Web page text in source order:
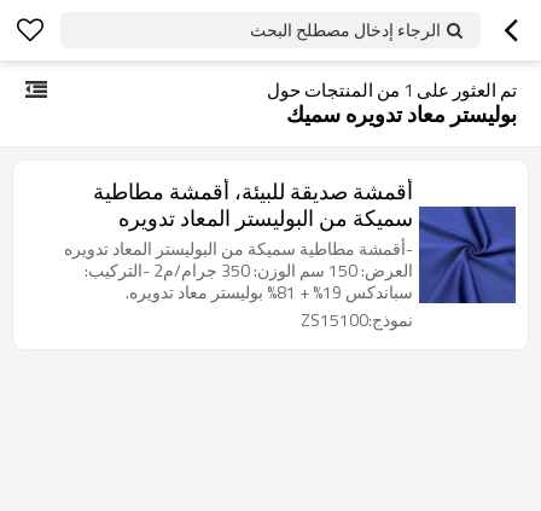
الرجاء إدخال مصطلح البحث
تم العثور على 1 من المنتجات حول
بوليستر معاد تدويره سميك
أقمشة صديقة للبيئة، أقمشة مطاطية
سميكة من البوليستر المعاد تدويره
-أقمشة مطاطية سميكة من البوليستر المعاد تدويره
العرض: 150 سم الوزن: 350 جرام/م2 -التركيب:
سباندكس 19% + 81% بوليستر معاد تدويره.
نموذج:ZS15100